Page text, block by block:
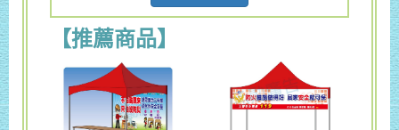
【推薦商品】